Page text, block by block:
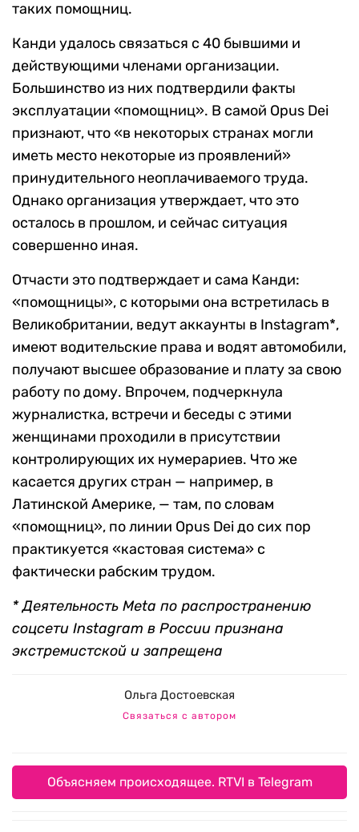
таких помощниц.
Канди удалось связаться с 40 бывшими и
действующими членами организации.
Большинство из них подтвердили факты
эксплуатации «помощниц». В самой Opus Dei
признают, что «в некоторых странах могли
иметь место некоторые из проявлений»
принудительного неоплачиваемого труда.
Однако организация утверждает, что это
осталось в прошлом, и сейчас ситуация
совершенно иная.
Отчасти это подтверждает и сама Канди:
«помощницы», с которыми она встретилась в
Великобритании, ведут аккаунты в Instagram*,
имеют водительские права и водят автомобили,
получают высшее образование и плату за свою
работу по дому. Впрочем, подчеркнула
журналистка, встречи и беседы с этими
женщинами проходили в присутствии
контролирующих их нумерариев. Что же
касается других стран — например, в
Латинской Америке, — там, по словам
«помощниц», по линии Opus Dei до сих пор
практикуется «кастовая система» с
фактически рабским трудом.
* Деятельность Meta по распространению
соцсети Instagram в России признана
экстремистской и запрещена
Ольга Достоевская
Связаться с автором
Объясняем происходящее. RTVI в Telegram